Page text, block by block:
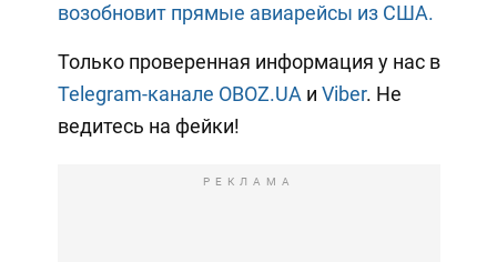
возобновит прямые авиарейсы из США.
Только проверенная информация у нас в
Telegram-канале OBOZ.UA и Viber. Не
ведитесь на фейки!
РЕКЛАМА